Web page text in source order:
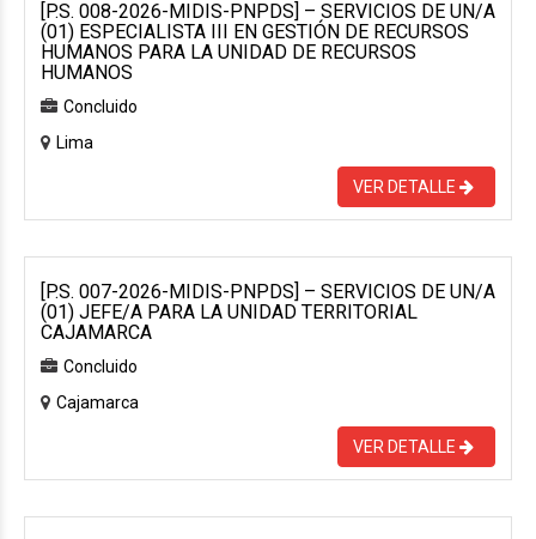
[P.S. 008-2026-MIDIS-PNPDS] – SERVICIOS DE UN/A
(01) ESPECIALISTA III EN GESTIÓN DE RECURSOS
HUMANOS PARA LA UNIDAD DE RECURSOS
HUMANOS
Concluido
Lima
VER DETALLE
[P.S. 007-2026-MIDIS-PNPDS] – SERVICIOS DE UN/A
(01) JEFE/A PARA LA UNIDAD TERRITORIAL
CAJAMARCA
Concluido
Cajamarca
VER DETALLE